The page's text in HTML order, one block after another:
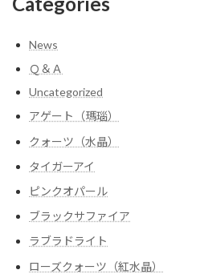
News
Ｑ＆Ａ
Uncategorized
アゲート（瑪瑙）
クォーツ（水晶）
タイガーアイ
ピンクオパール
ブラックサファイア
ラブラドライト
ローズクォーツ（紅水晶）